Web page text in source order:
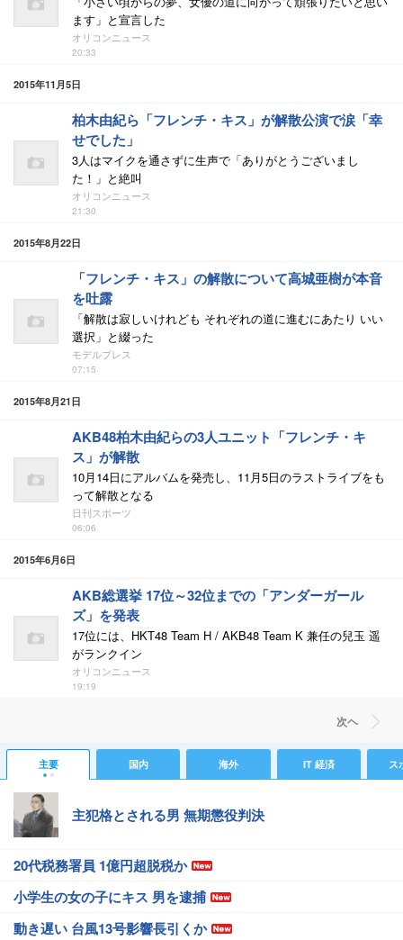
ます」と宣言した
オリコンニュース
20:33
2015年11月5日
柏木由紀ら「フレンチ・キス」が解散公演で涙「幸
せでした」
3人はマイクを通さずに生声で「ありがとうございまし
た！」と絶叫
オリコンニュース
21:30
2015年8月22日
「フレンチ・キス」の解散について高城亜樹が本音
を吐露
「解散は寂しいけれども それぞれの道に進むにあたり いい
選択」と綴った
モデルプレス
07:15
2015年8月21日
AKB48柏木由紀らの3人ユニット「フレンチ・キ
ス」が解散
10月14日にアルバムを発売し、11月5日のラストライブをも
って解散となる
日刊スポーツ
06:06
2015年6月6日
AKB総選挙 17位～32位までの「アンダーガール
ズ」を発表
17位には、HKT48 Team H / AKB48 Team K 兼任の兒玉 遥
がランクイン
オリコンニュース
19:19
次ヘ
主要 国内 海外 IT 経済 ス
主犯格とされる男 無期懲役判決
20代税務署員 1億円超脱税か
小学生の女の子にキス 男を逮捕
動き遅い 台風13号影響長引くか